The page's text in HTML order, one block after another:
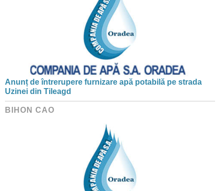
Anunț de întrerupere furnizare apă potabilă pe strada
Uzinei din Tileagd
BIHON CAO